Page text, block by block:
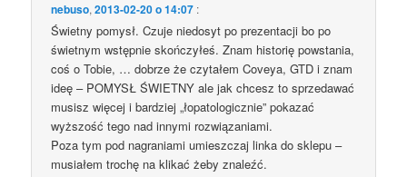
nebuso,2013-02-20 o 14:07 :
Świetny pomysł. Czuje niedosyt po prezentacji bo po
świetnym wstępnie skończyłeś. Znam historię powstania,
coś o Tobie, … dobrze że czytałem Coveya, GTD i znam
ideę – POMYSŁ ŚWIETNY ale jak chcesz to sprzedawać
musisz więcej i bardziej „łopatologicznie” pokazać
wyższość tego nad innymi rozwiązaniami.
Poza tym pod nagraniami umieszczaj linka do sklepu –
musiałem trochę na klikać żeby znaleźć.